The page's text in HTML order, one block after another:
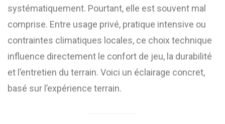
systématiquement. Pourtant, elle est souvent mal
comprise. Entre usage privé, pratique intensive ou
contraintes climatiques locales, ce choix technique
influence directement le confort de jeu, la durabilité
et l’entretien du terrain. Voici un éclairage concret,
basé sur l’expérience terrain.